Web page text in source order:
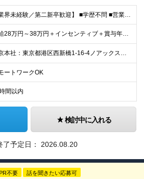
【業界未経験／第二新卒歓迎】 ■学歴不問 ■営業経験をお持ちの方（業界・年数不問） ◎不動産・代理店営業・メーカー営業など異業種出身メンバーが活躍中！ ～優遇～ ■IT業界、人材業界の営業経験者歓
月給28万円～38万円＋インセンティブ＋賞与年2回 ※経験・能力などを考慮して、優遇します。 ※固定残業代（30時間分、4万7334円以上）を含む。超過分は別途支給します。 ※6ヶ月間の試用期間があ
東京本社：東京都港区西新橋1-16-4ノアックスビル3階 九州支社：福岡県福岡市博多区博多駅東2-5-28博多偕成ビル2階 ◎転勤はありません。 ◎週2～3回リモート可能です！ (変更の範囲)なし
ートワークOK
間以内
検討中に入れる
了予定日： 2026.08.20
不要 話を聞きたい応募可